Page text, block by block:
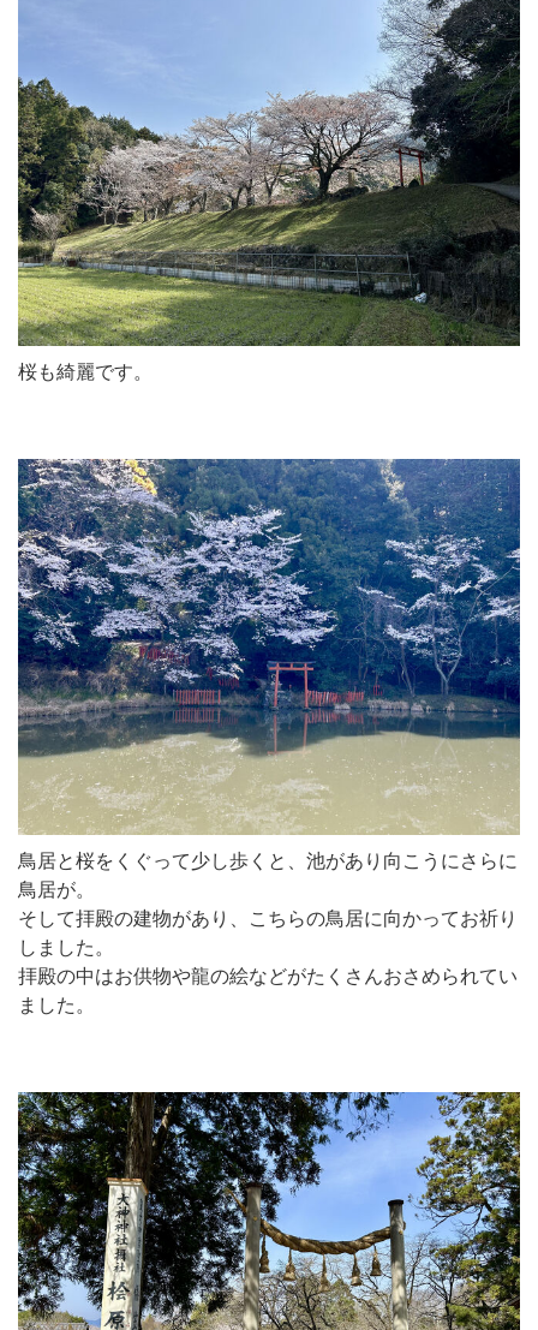
桜も綺麗です。
鳥居と桜をくぐって少し歩くと、池があり向こうにさらに
鳥居が。
そして拝殿の建物があり、こちらの鳥居に向かってお祈り
しました。
拝殿の中はお供物や龍の絵などがたくさんおさめられてい
ました。